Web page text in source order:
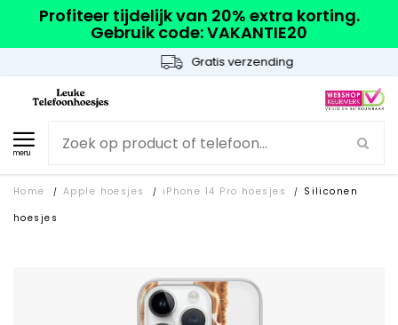
Profiteer tijdelijk van 20% extra korting.
Gebruik code: VAKANTIE20
Gratis verzending
menu
Home / Apple hoesjes / iPhone 14 Pro hoesjes /
Siliconen
hoesjes